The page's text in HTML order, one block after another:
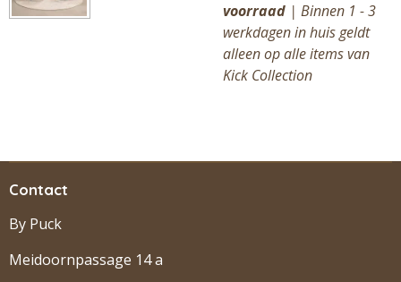
voorraad | Binnen 1 - 3
werkdagen in huis geldt
alleen op alle items van
Kick Collection
Contact
By Puck
Meidoornpassage 14 a